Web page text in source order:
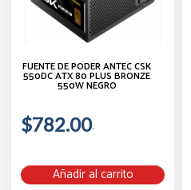
FUENTE DE PODER ANTEC CSK
550DC ATX 80 PLUS BRONZE
550W NEGRO
$782.00
Añadir al carrito